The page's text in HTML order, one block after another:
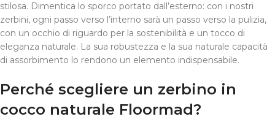
stilosa. Dimentica lo sporco portato dall’esterno: con i nostri
zerbini, ogni passo verso l’interno sarà un passo verso la pulizia,
con un occhio di riguardo per la sostenibilità e un tocco di
eleganza naturale. La sua robustezza e la sua naturale capacità
di assorbimento lo rendono un elemento indispensabile.
Perché scegliere un zerbino in
cocco naturale Floormad?